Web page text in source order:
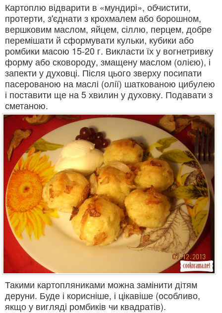
Картоплю відварити в «мундирі», обчистити,
протерти, з'єднати з крохмалем або борошном,
вершковим маслом, яйцем, сіллю, перцем, добре
перемішати й сформувати кульки, кубики або
ромбики масою 15-20 г. Викласти їх у вогнетривку
форму або сковороду, змащену маслом (олією), і
запекти у духовці. Після цього зверху посипати
пасерованою на маслі (олії) шаткованою цибулею
і поставити ще на 5 хвилин у духовку. Подавати з
сметаною.
Такими картопляниками можна замінити дітям
деруни. Буде і корисніше, і цікавіше (особливо,
якщо у вигляді ромбиків чи квадратів).